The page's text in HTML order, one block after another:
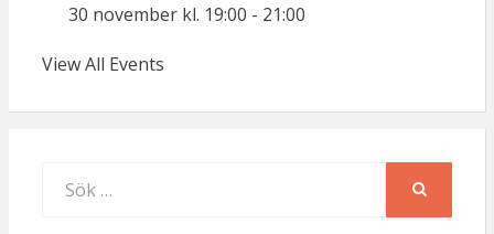
30 november kl. 19:00 - 21:00
View All Events
efter: